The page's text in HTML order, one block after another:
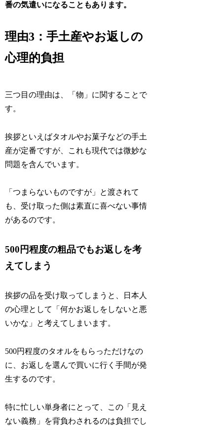
番の気遣いになることもあります。
理由3：手土産やお返しの
心理的負担
三つ目の理由は、「物」に関することで
す。
挨拶といえばタオルやお菓子などの手土
産が定番ですが、これも現代では微妙な
問題を含んでいます。
「つまらないものですが」と渡されて
も、受け取った側は素直に喜べない事情
があるのです。
500円程度の粗品でもお返しを考
えてしまう
挨拶の品を受け取ってしまうと、日本人
の心理として「何かお返しをしないと悪
いかな」と考えてしまいます。
500円程度のタオルをもらっただけなの
に、お返しを選んで買いに行く手間が発
生するのです。
特に忙しい単身者にとって、この「見え
ない義務」を背負わされるのは負担でし